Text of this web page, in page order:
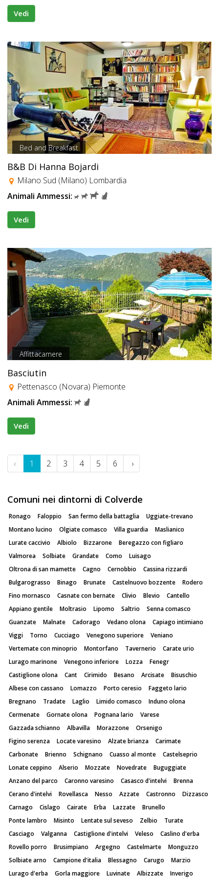
Vedi
Bed and Breakfast
B&B Di Hanna Bojardi
Milano Sud (Milano) Lombardia
Animali Ammessi:
Vedi
Affittacamere
Basciutin
Pettenasco (Novara) Piemonte
Animali Ammessi:
Vedi
‹ 1 2 3 4 5 6 ›
Comuni nei dintorni di Colverde
Ronago Faloppio San fermo della battaglia
Uggiate-trevano
Montano lucino
Olgiate comasco Villa guardia
Maslianico
Lurate caccivio
Albiolo Bizzarone
Beregazzo con figliaro
Valmorea
Solbiate Grandate Como
Luisago
Oltrona di san mamette
Cagno Cernobbio
Cassina rizzardi
Bulgarograsso
Binago Brunate Castelnuovo bozzente
Rodero
Fino mornasco
Casnate con bernate Clivio Blevio
Cantello
Appiano gentile
Moltrasio Lipomo Saltrio
Senna comasco
Guanzate
Malnate Cadorago Vedano olona
Capiago intimiano
Viggi
Torno Cucciago Venegono superiore
Veniano
Vertemate con minoprio
Montorfano Tavernerio
Carate urio
Lurago marinone
Venegono inferiore Lozza
Fenegr
Castiglione olona
Cant Cirimido Besano Arcisate
Bisuschio
Albese con cassano
Lomazzo Porto ceresio
Faggeto lario
Bregnano
Tradate Laglio Limido comasco
Induno olona
Cermenate
Gornate olona Pognana lario
Varese
Gazzada schianno
Albavilla Morazzone
Orsenigo
Figino serenza
Locate varesino Alzate brianza
Carimate
Carbonate
Brienno Schignano Cuasso al monte
Castelseprio
Lonate ceppino
Alserio Mozzate Novedrate
Buguggiate
Anzano del parco
Caronno varesino Casasco d'intelvi
Brenna
Cerano d'intelvi
Rovellasca Nesso Azzate Castronno
Dizzasco
Carnago
Cislago Cairate Erba Lazzate
Brunello
Ponte lambro
Misinto Lentate sul seveso Zelbio
Turate
Casciago
Valganna Castiglione d'intelvi Veleso
Caslino d'erba
Rovello porro
Brusimpiano Argegno Castelmarte
Monguzzo
Solbiate arno
Campione d'italia Blessagno Carugo
Marzio
Lurago d'erba
Gorla maggiore Luvinate Albizzate
Inverigo